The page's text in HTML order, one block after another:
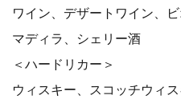
ワイン、デザートワイン、
マディラ、シェリー酒
＜ハードリカー＞
ウィスキー、スコッチウィ